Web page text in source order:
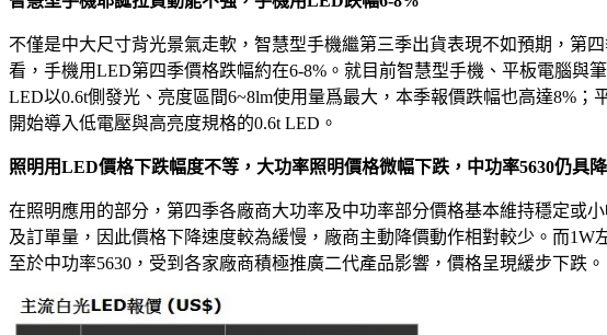
不僅是中大尺寸背光景氣走軟，智慧型手機繼第三季出貨表現不如預期，第
看，手機用LED第四季價格跌幅約在6-8%。就目前智慧型手機、平板電腦
LED以0.6t側發光、亮度區間6~8lm使用量爲最大，本季報價跌幅也高達8%
開始導入低電壓與高亮度規格的0.6t LED。
照明用LED價格下跌幅度不等，大功率照明價格微幅下跌，中功率5630仍具
在照明應用的部分，第四季各廠商大功率及中功率部分價格基本維持穩定或
及訂單量，因此價格下降速度較為緩慢，廠商主動降價動作相對較少。而
至於中功率5630，受到各家廠商積極推廣二代產品影響，價格呈現緩步下跌。